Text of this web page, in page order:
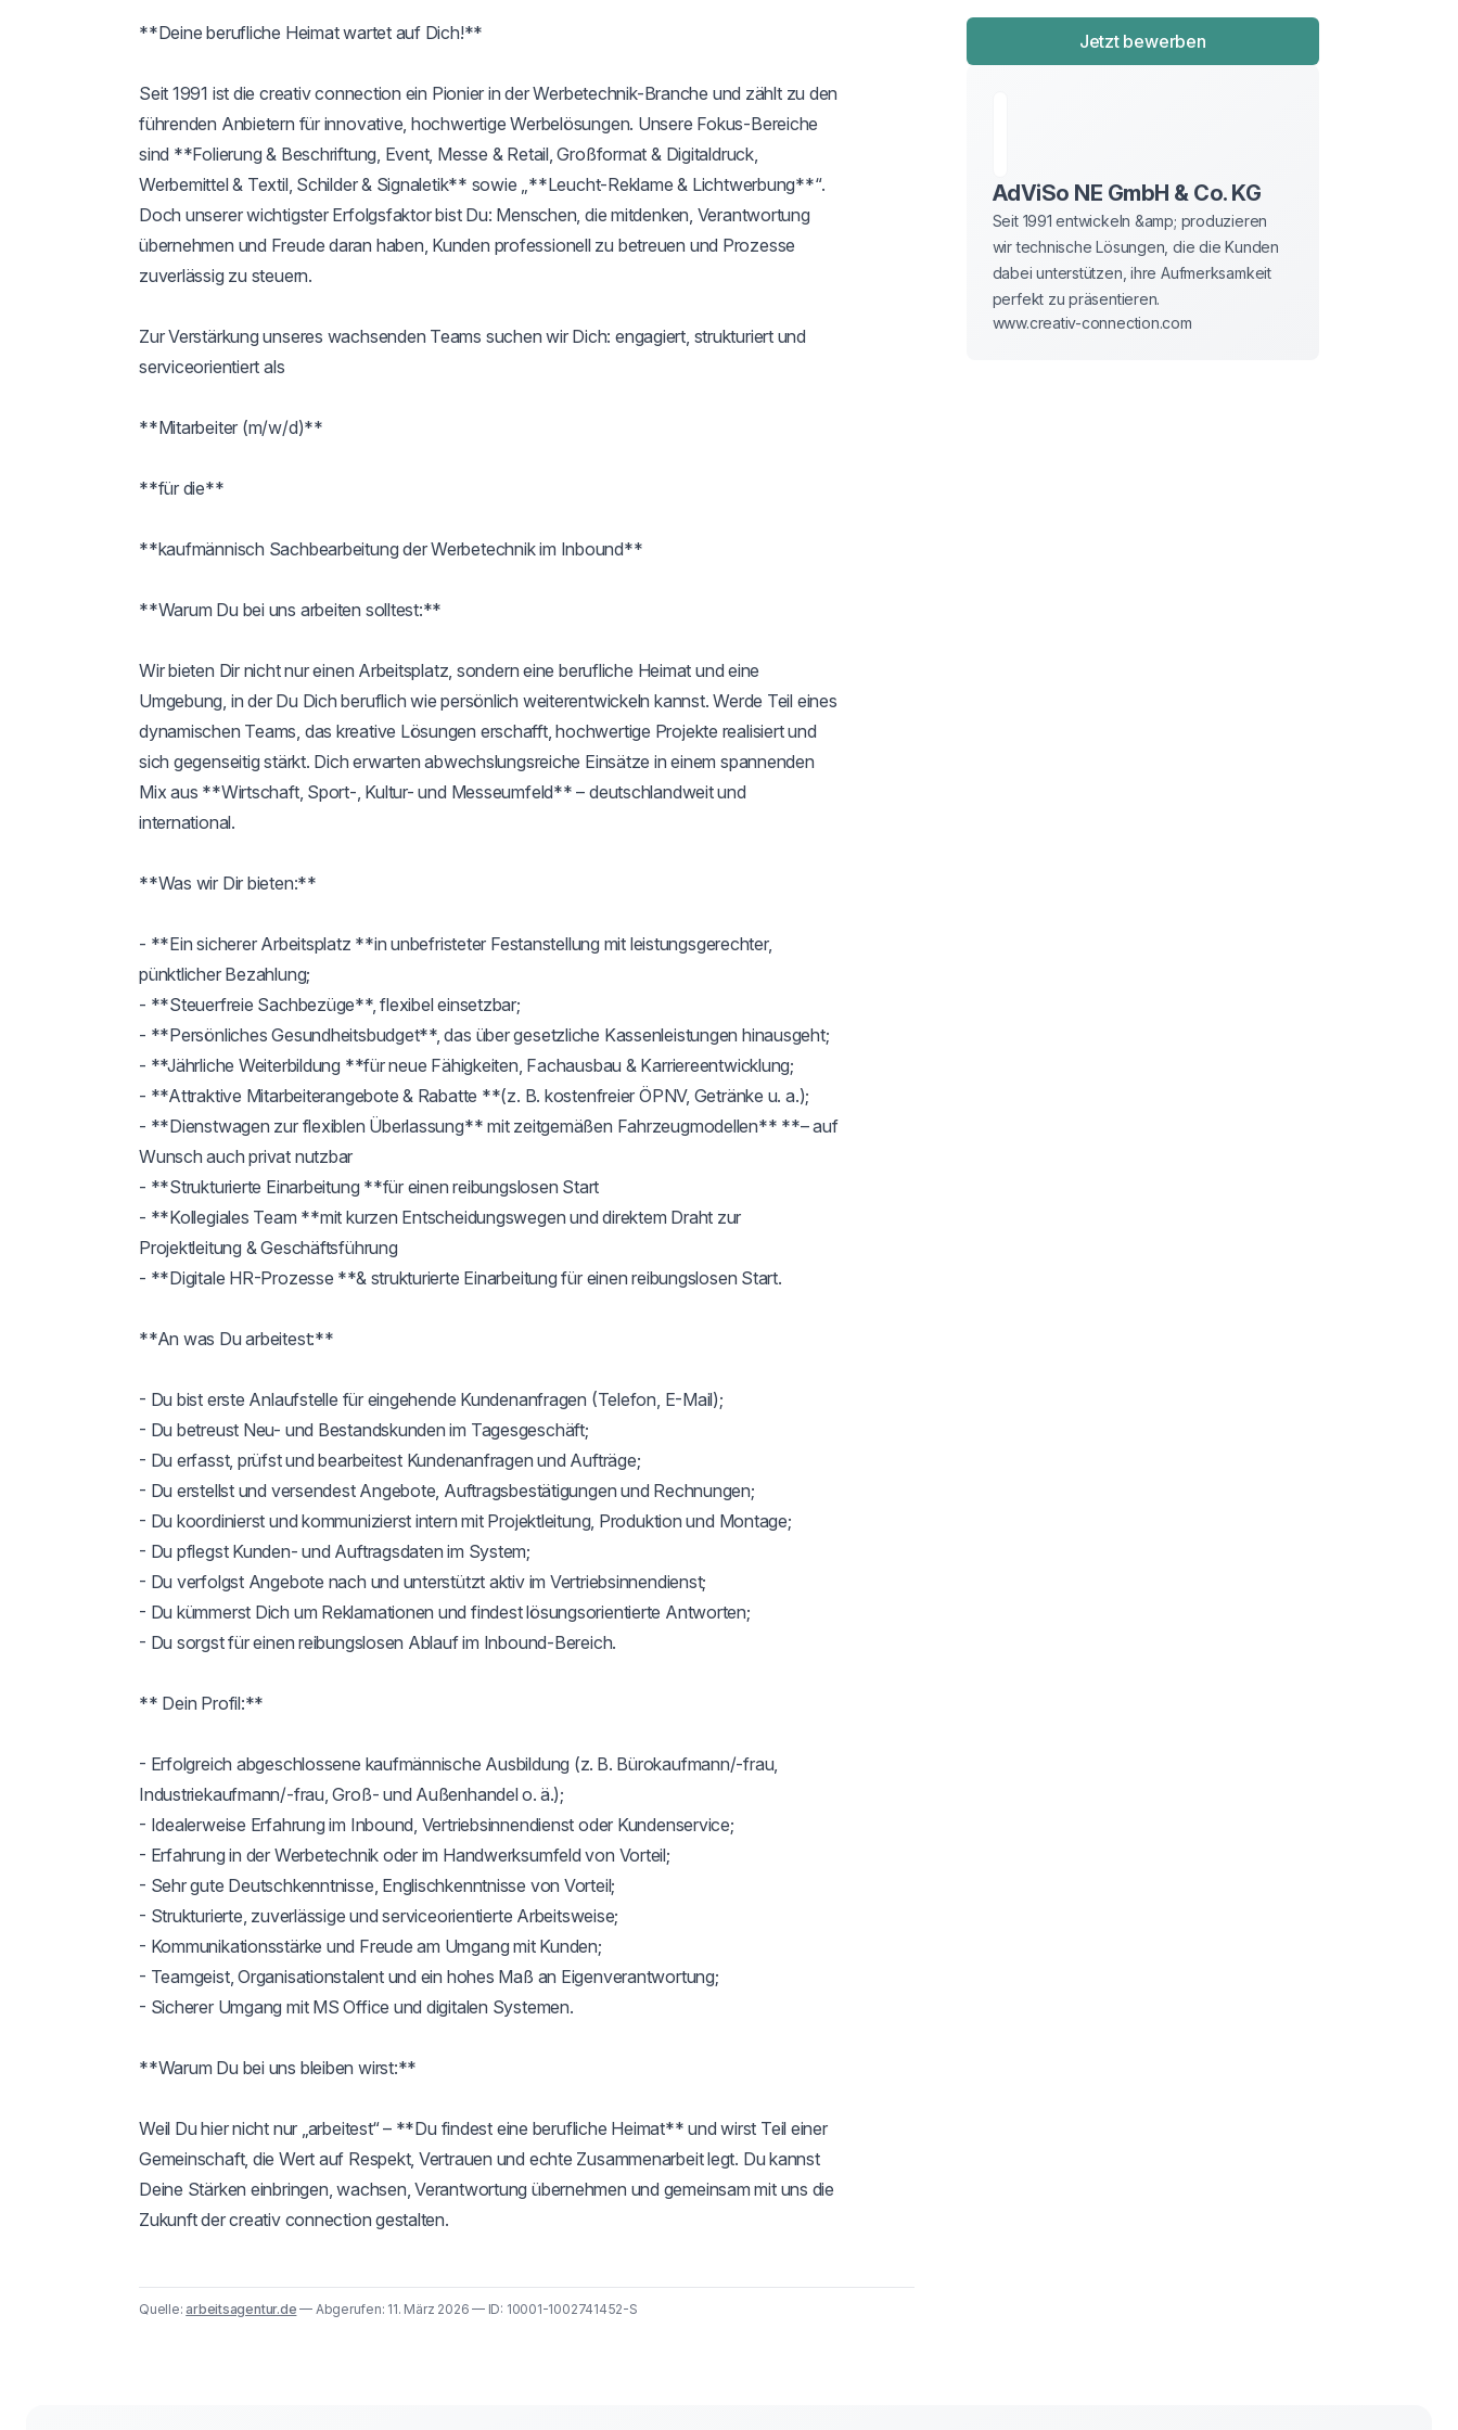
**Deine berufliche Heimat wartet auf Dich!**
Seit 1991 ist die creativ connection ein Pionier in der Werbetechnik-Branche und zählt zu den
führenden Anbietern für innovative, hochwertige Werbelösungen. Unsere Fokus-Bereiche
sind **Folierung & Beschriftung, Event, Messe & Retail, Großformat & Digitaldruck,
Werbemittel & Textil, Schilder & Signaletik** sowie „**Leucht-Reklame & Lichtwerbung**“.
Doch unserer wichtigster Erfolgsfaktor bist Du: Menschen, die mitdenken, Verantwortung
übernehmen und Freude daran haben, Kunden professionell zu betreuen und Prozesse
zuverlässig zu steuern.
Zur Verstärkung unseres wachsenden Teams suchen wir Dich: engagiert, strukturiert und
serviceorientiert als
**Mitarbeiter (m/w/d)**
**für die**
**kaufmännisch Sachbearbeitung der Werbetechnik im Inbound**
**Warum Du bei uns arbeiten solltest:**
Wir bieten Dir nicht nur einen Arbeitsplatz, sondern eine berufliche Heimat und eine
Umgebung, in der Du Dich beruflich wie persönlich weiterentwickeln kannst. Werde Teil eines
dynamischen Teams, das kreative Lösungen erschafft, hochwertige Projekte realisiert und
sich gegenseitig stärkt. Dich erwarten abwechslungsreiche Einsätze in einem spannenden
Mix aus **Wirtschaft, Sport-, Kultur- und Messeumfeld** – deutschlandweit und
international.
**Was wir Dir bieten:**
- **Ein sicherer Arbeitsplatz **in unbefristeter Festanstellung mit leistungsgerechter,
pünktlicher Bezahlung;
- **Steuerfreie Sachbezüge**, flexibel einsetzbar;
- **Persönliches Gesundheitsbudget**, das über gesetzliche Kassenleistungen hinausgeht;
- **Jährliche Weiterbildung **für neue Fähigkeiten, Fachausbau & Karriereentwicklung;
- **Attraktive Mitarbeiterangebote & Rabatte **(z. B. kostenfreier ÖPNV, Getränke u. a.);
- **Dienstwagen zur flexiblen Überlassung** mit zeitgemäßen Fahrzeugmodellen** **– auf
Wunsch auch privat nutzbar
- **Strukturierte Einarbeitung **für einen reibungslosen Start
- **Kollegiales Team **mit kurzen Entscheidungswegen und direktem Draht zur
Projektleitung & Geschäftsführung
- **Digitale HR-Prozesse **& strukturierte Einarbeitung für einen reibungslosen Start.
**An was Du arbeitest:**
- Du bist erste Anlaufstelle für eingehende Kundenanfragen (Telefon, E-Mail);
- Du betreust Neu- und Bestandskunden im Tagesgeschäft;
- Du erfasst, prüfst und bearbeitest Kundenanfragen und Aufträge;
- Du erstellst und versendest Angebote, Auftragsbestätigungen und Rechnungen;
- Du koordinierst und kommunizierst intern mit Projektleitung, Produktion und Montage;
- Du pflegst Kunden- und Auftragsdaten im System;
- Du verfolgst Angebote nach und unterstützt aktiv im Vertriebsinnendienst;
- Du kümmerst Dich um Reklamationen und findest lösungsorientierte Antworten;
- Du sorgst für einen reibungslosen Ablauf im Inbound-Bereich.
** Dein Profil:**
- Erfolgreich abgeschlossene kaufmännische Ausbildung (z. B. Bürokaufmann/-frau,
Industriekaufmann/-frau, Groß- und Außenhandel o. ä.);
- Idealerweise Erfahrung im Inbound, Vertriebsinnendienst oder Kundenservice;
- Erfahrung in der Werbetechnik oder im Handwerksumfeld von Vorteil;
- Sehr gute Deutschkenntnisse, Englischkenntnisse von Vorteil;
- Strukturierte, zuverlässige und serviceorientierte Arbeitsweise;
- Kommunikationsstärke und Freude am Umgang mit Kunden;
- Teamgeist, Organisationstalent und ein hohes Maß an Eigenverantwortung;
- Sicherer Umgang mit MS Office und digitalen Systemen.
**Warum Du bei uns bleiben wirst:**
Weil Du hier nicht nur „arbeitest“ – **Du findest eine berufliche Heimat** und wirst Teil einer
Gemeinschaft, die Wert auf Respekt, Vertrauen und echte Zusammenarbeit legt. Du kannst
Deine Stärken einbringen, wachsen, Verantwortung übernehmen und gemeinsam mit uns die
Zukunft der creativ connection gestalten.
Quelle:arbeitsagentur.de — Abgerufen: 11. März 2026 — ID: 10001-1002741452-S
Jetzt bewerben
AdViSo NE GmbH & Co. KG
Seit 1991 entwickeln &amp; produzieren
wir technische Lösungen, die die Kunden
dabei unterstützen, ihre Aufmerksamkeit
perfekt zu präsentieren.
www.creativ-connection.com